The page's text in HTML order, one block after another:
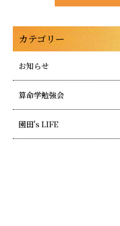
カテゴリー
お知らせ
算命学勉強会
園田's LIFE